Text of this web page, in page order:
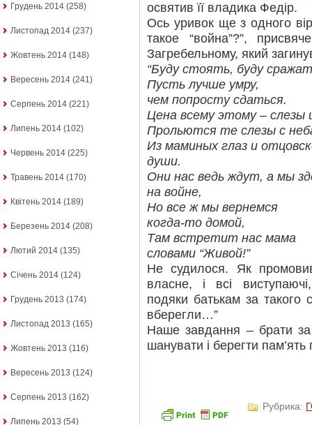
Грудень 2014 (258)
Листопад 2014 (237)
Жовтень 2014 (148)
Вересень 2014 (241)
Серпень 2014 (221)
Липень 2014 (102)
Червень 2014 (225)
Травень 2014 (170)
Квітень 2014 (189)
Березень 2014 (208)
Лютий 2014 (135)
Січень 2014 (124)
Грудень 2013 (174)
Листопад 2013 (165)
Жовтень 2013 (116)
Вересень 2013 (124)
Серпень 2013 (162)
Липень 2013 (54)
освятив її владика Федір.
Ось уривок ще з одного
такое “война”?”,
Загребельному, який
“Буду стоять, буду
Пусть лучше умру,
чем попросту сдаться.
Цена всему этому – слезы
Прольются те слезы с
Из маминых глаз и
души.
Они нас ведь ждут, а мы
на войне,
Но все ж мы вернемся
когда-то домой,
Там встретит нас мама
словами “Живой!”
Не судилося. Як
власне, і всі
подяки батькам за
вберегли…”
Наше завдання – брати за
шанувати і берегти пам’ять
Рубрика: